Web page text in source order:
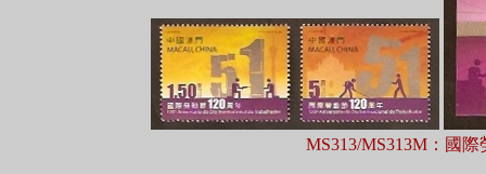
MS313/MS313M：國